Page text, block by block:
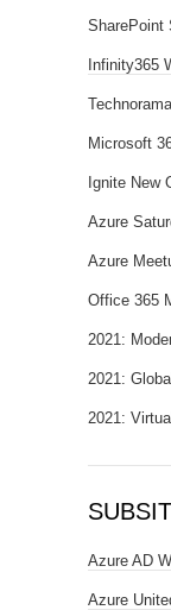
SharePoint
Infinity365
Microsoft
Ignite New
Azure
Azure
Office 365
2021:
2021:
2021:
Azure AD
Azure